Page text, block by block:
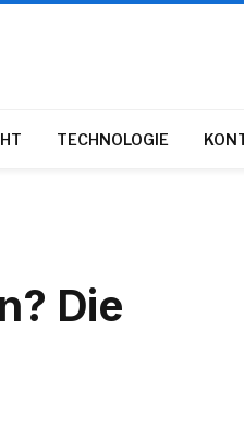
TECHNOLOGIE
Die